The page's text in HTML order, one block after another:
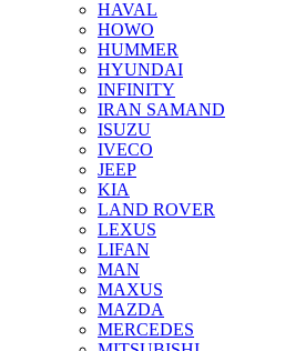
HAVAL
HOWO
HUMMER
HYUNDAI
INFINITY
IRAN SAMAND
ISUZU
IVECO
JEEP
KIA
LAND ROVER
LEXUS
LIFAN
MAN
MAXUS
MAZDA
MERCEDES